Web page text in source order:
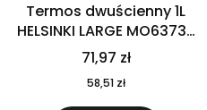
Termos dwuścienny 1L
HELSINKI LARGE MO6373-
04
71,97 zł
58,51 zł